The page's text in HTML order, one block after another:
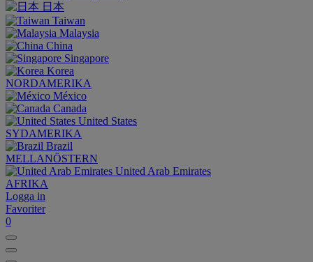
日本
Taiwan
Malaysia
China
Singapore
Korea
NORDAMERIKA
México
Canada
United States
SYDAMERIKA
Brazil
MELLANÖSTERN
United Arab Emirates
AFRIKA
Logga in
Favoriter
0